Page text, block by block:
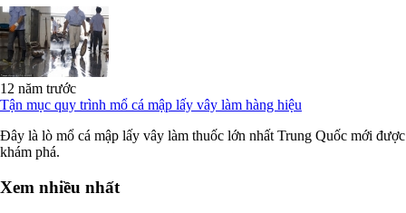
12 năm trước
Tận mục quy trình mổ cá mập lấy vây làm hàng hiệu
Đây là lò mổ cá mập lấy vây làm thuốc lớn nhất Trung Quốc mới được
khám phá.
Xem nhiều nhất